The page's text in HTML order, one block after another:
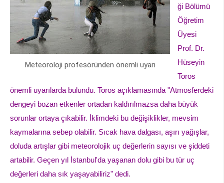
Meteoroloji profesöründen önemli uyarı
ği Bölümü
Öğretim
Üyesi
Prof. Dr.
Hüseyin
Toros
önemli uyarılarda bulundu. Toros açıklamasında "Atmosferdeki
dengeyi bozan etkenler ortadan kaldırılmazsa daha büyük
sorunlar ortaya çıkabilir. İklimdeki bu değişiklikler, mevsim
kaymalarına sebep olabilir. Sıcak hava dalgası, aşırı yağışlar,
doluda artışlar gibi meteorolojik uç değerlerin sayısı ve şiddeti
artabilir. Geçen yıl İstanbul'da yaşanan dolu gibi bu tür uç
değerleri daha sık yaşayabiliriz" dedi.